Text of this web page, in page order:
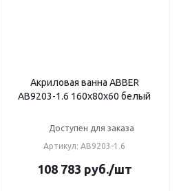
Акриловая ванна ABBER
AB9203-1.6 160х80х60 белый
Доступен для заказа
Артикул: AB9203-1.6
108 783 руб./шт